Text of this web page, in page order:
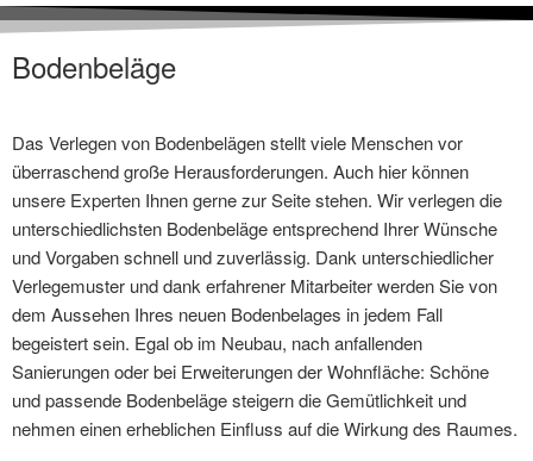
Bodenbeläge
Das Verlegen von Bodenbelägen stellt viele Menschen vor
überraschend große Herausforderungen. Auch hier können
unsere Experten Ihnen gerne zur Seite stehen. Wir verlegen die
unterschiedlichsten Bodenbeläge entsprechend Ihrer Wünsche
und Vorgaben schnell und zuverlässig. Dank unterschiedlicher
Verlegemuster und dank erfahrener Mitarbeiter werden Sie von
dem Aussehen Ihres neuen Bodenbelages in jedem Fall
begeistert sein. Egal ob im Neubau, nach anfallenden
Sanierungen oder bei Erweiterungen der Wohnfläche: Schöne
und passende Bodenbeläge steigern die Gemütlichkeit und
nehmen einen erheblichen Einfluss auf die Wirkung des Raumes.